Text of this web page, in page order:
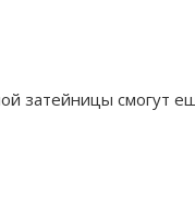
затейницы смогут